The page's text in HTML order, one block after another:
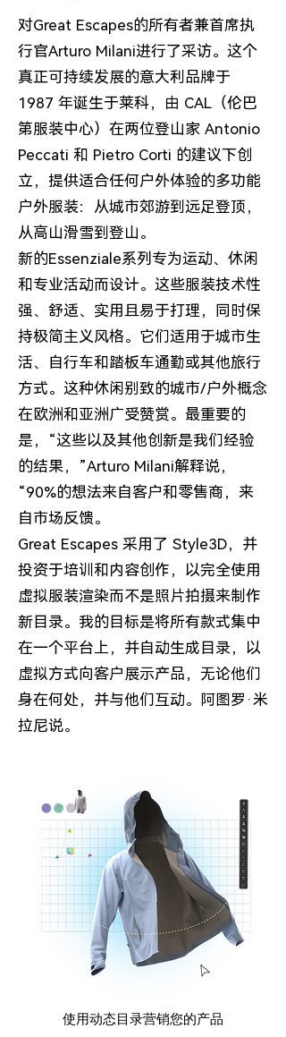
对Great Escapes的所有者兼首席执
行官Arturo Milani进行了采访。这个
真正可持续发展的意大利品牌于
1987 年诞生于莱科，由 CAL（伦巴
第服装中心）在两位登山家 Antonio
Peccati 和 Pietro Corti 的建议下创
立，提供适合任何户外体验的多功能
户外服装：从城市郊游到远足登顶，
从高山滑雪到登山。​
新的Essenziale系列专为运动、休闲
和专业活动而设计。这些服装技术性
强、舒适、实用且易于打理，同时保
持极简主义风格。它们适用于城市生
活、自行车和踏板车通勤或其他旅行
方式。这种休闲别致的城市/户外概念
在欧洲和亚洲广受赞赏。最重要的
是，“这些以及其他创新是我们经验
的结果，”Arturo Milani解释说，
“90%的想法来自客户和零售商，来
自市场反馈。
Great Escapes 采用了 Style3D，并
投资于培训和内容创作，以完全使用
虚拟服装渲染而不是照片拍摄来制作
新目录。我的目标是将所有款式集中
在一个平台上，并自动生成目录，以
虚拟方式向客户展示产品，无论他们
身在何处，并与他们互动。阿图罗·米
拉尼说。
使用动态目录营销您的产品